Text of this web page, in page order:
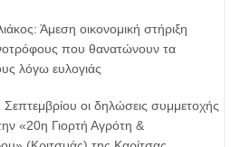
Άμεση οικονομική στήριξη
που θανατώνουν τα
λόγω ευλογιάς
οι δηλώσεις συμμετοχής
«20η Γιορτή Αγρότη &